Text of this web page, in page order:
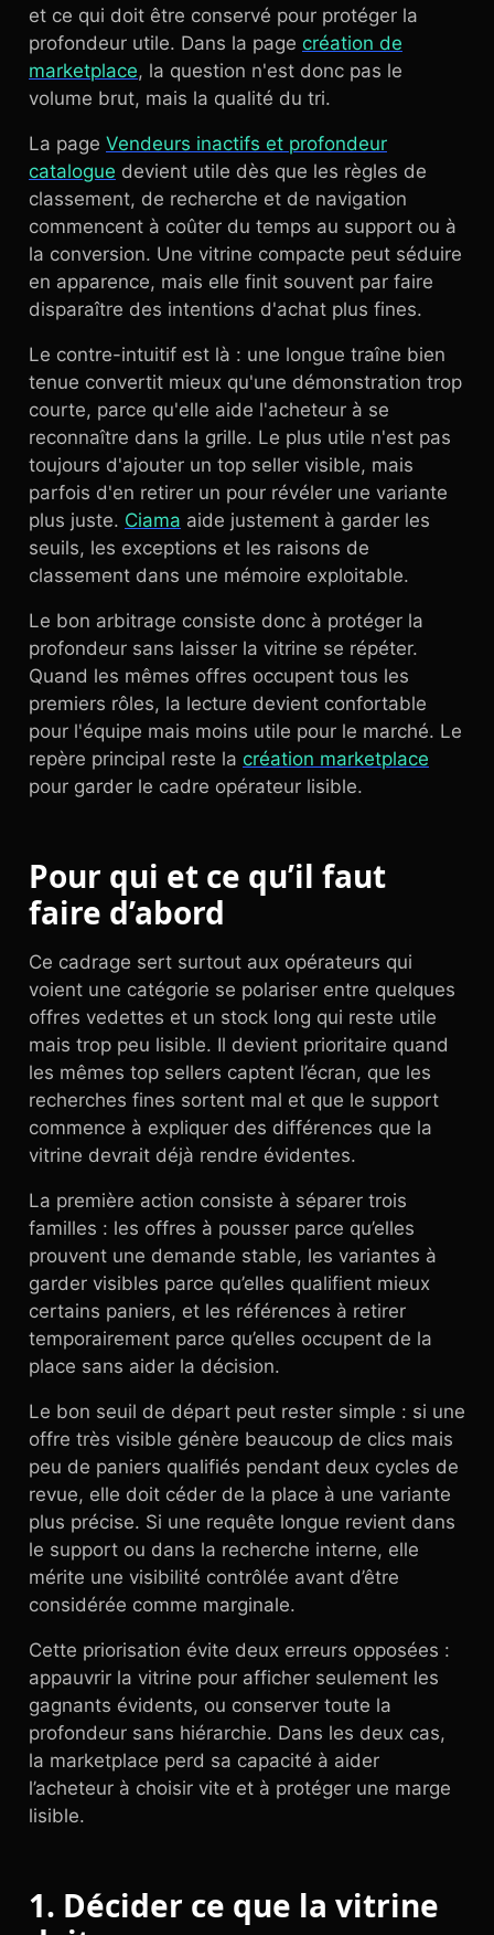
et ce qui doit être conservé pour protéger la
profondeur utile. Dans la page création de
marketplace, la question n'est donc pas le
volume brut, mais la qualité du tri.
La page Vendeurs inactifs et profondeur
catalogue devient utile dès que les règles de
classement, de recherche et de navigation
commencent à coûter du temps au support ou à
la conversion. Une vitrine compacte peut séduire
en apparence, mais elle finit souvent par faire
disparaître des intentions d'achat plus fines.
Le contre-intuitif est là : une longue traîne bien
tenue convertit mieux qu'une démonstration trop
courte, parce qu'elle aide l'acheteur à se
reconnaître dans la grille. Le plus utile n'est pas
toujours d'ajouter un top seller visible, mais
parfois d'en retirer un pour révéler une variante
plus juste. Ciama aide justement à garder les
seuils, les exceptions et les raisons de
classement dans une mémoire exploitable.
Le bon arbitrage consiste donc à protéger la
profondeur sans laisser la vitrine se répéter.
Quand les mêmes offres occupent tous les
premiers rôles, la lecture devient confortable
pour l'équipe mais moins utile pour le marché. Le
repère principal reste la création marketplace
pour garder le cadre opérateur lisible.
Pour qui et ce qu’il faut
faire d’abord
Ce cadrage sert surtout aux opérateurs qui
voient une catégorie se polariser entre quelques
offres vedettes et un stock long qui reste utile
mais trop peu lisible. Il devient prioritaire quand
les mêmes top sellers captent l’écran, que les
recherches fines sortent mal et que le support
commence à expliquer des différences que la
vitrine devrait déjà rendre évidentes.
La première action consiste à séparer trois
familles : les offres à pousser parce qu’elles
prouvent une demande stable, les variantes à
garder visibles parce qu’elles qualifient mieux
certains paniers, et les références à retirer
temporairement parce qu’elles occupent de la
place sans aider la décision.
Le bon seuil de départ peut rester simple : si une
offre très visible génère beaucoup de clics mais
peu de paniers qualifiés pendant deux cycles de
revue, elle doit céder de la place à une variante
plus précise. Si une requête longue revient dans
le support ou dans la recherche interne, elle
mérite une visibilité contrôlée avant d’être
considérée comme marginale.
Cette priorisation évite deux erreurs opposées :
appauvrir la vitrine pour afficher seulement les
gagnants évidents, ou conserver toute la
profondeur sans hiérarchie. Dans les deux cas,
la marketplace perd sa capacité à aider
l’acheteur à choisir vite et à protéger une marge
lisible.
1. Décider ce que la vitrine